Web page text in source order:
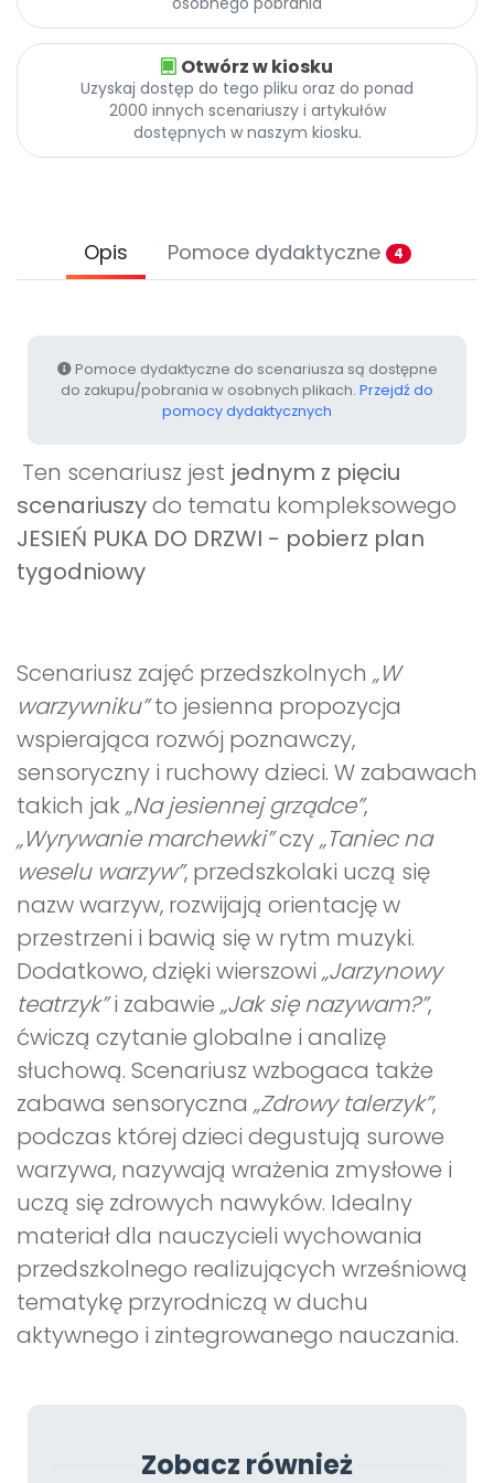
Pomoc
Otwórz w kiosku
Uzyskaj dostęp do tego pliku oraz do ponad
2000 innych scenariuszy i artykułów
dostępnych w naszym kiosku.
Opis Pomoce dydaktyczne 4
Pomoce dydaktyczne do scenariusza są dostępne
do zakupu/pobrania w osobnych plikach. Przejdź do
pomocy dydaktycznych
Ten scenariusz jest jednym z pięciu
scenariuszydo tematu kompleksowego
JESIEŃ PUKA DO DRZWI - pobierz plan
tygodniowy
Scenariusz zajęć przedszkolnych „W
warzywniku”to jesienna propozycja
wspierająca rozwój poznawczy,
sensoryczny i ruchowy dzieci. W zabawach
takich jak „Na jesiennej grządce”,
„Wyrywanie marchewki”czy„Taniec na
weselu warzyw”, przedszkolaki uczą się
nazw warzyw, rozwijają orientację w
przestrzeni i bawią się w rytm muzyki.
Dodatkowo, dzięki wierszowi „Jarzynowy
teatrzyk”i zabawie „Jak się nazywam?”,
ćwiczą czytanie globalne i analizę
słuchową. Scenariusz wzbogaca także
zabawa sensoryczna „Zdrowy talerzyk”,
podczas której dzieci degustują surowe
warzywa, nazywają wrażenia zmysłowe i
uczą się zdrowych nawyków. Idealny
materiał dla nauczycieli wychowania
przedszkolnego realizujących wrześniową
tematykę przyrodniczą w duchu
aktywnego i zintegrowanego nauczania.
Zobacz również